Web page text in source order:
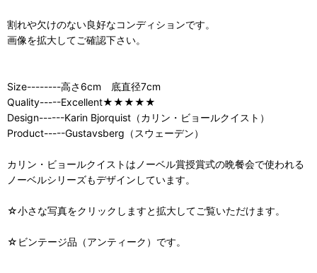
割れや欠けのない良好なコンディションです。
画像を拡大してご確認下さい。
Size--------高さ6cm 底直径7cm
Quality-----Excellent★★★★★
Design------Karin Bjorquist（カリン・ビョールクイスト）
Product-----Gustavsberg（スウェーデン）
カリン・ビョールクイストはノーベル賞授賞式の晩餐会で使われる
ノーベルシリーズもデザインしています。
☆小さな写真をクリックしますと拡大してご覧いただけます。
☆ビンテージ品（アンティーク）です。